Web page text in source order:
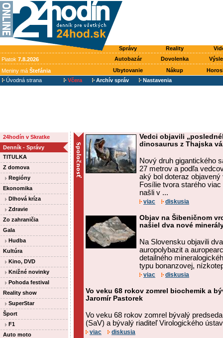
Správy Reality
Piatok 7.8.2026 Autobazár Dovolenka
Meniny má Štefánia Ubytovanie Nákup
Úvodná strana
Včera Archív správ Nastavenia
24hodín v Skratke
Denník - Správy
TITULKA
Z domova
Regióny
Ekonomika
Dlhová kríza
Zdravie
Zo zahraničia
Gala
Hudba
Kultúra
Kino, DVD
Knižné novinky
Pohoda festival
Reality show
SuperStar
Šport
F1
Auto moto
Vedci objavili
dinosaurus z Thajska
Nový druh gigantického
27 metrov a podľa
aký bol doteraz
Fosílie tvora starého
našli v ...
viac diskusia
Objav na Šibeničnom
našiel dva nové
Na Slovensku objavili
auropolybazit a
detailného
typu bonanzovej,
viac diskusia
Vo veku 68 rokov zomrel biochemik a
Jaromír Pastorek
Vo veku 68 rokov zomrel bývalý
(SaV) a bývalý riaditeľ Virologického
viac diskusia